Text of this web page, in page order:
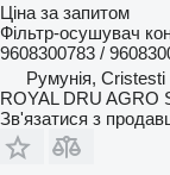
Ціна за запитом
Фільтр-осушувач
9608300783 /
Румунія, Cristesti
ROYAL DRU AGRO
Зв'язатися з